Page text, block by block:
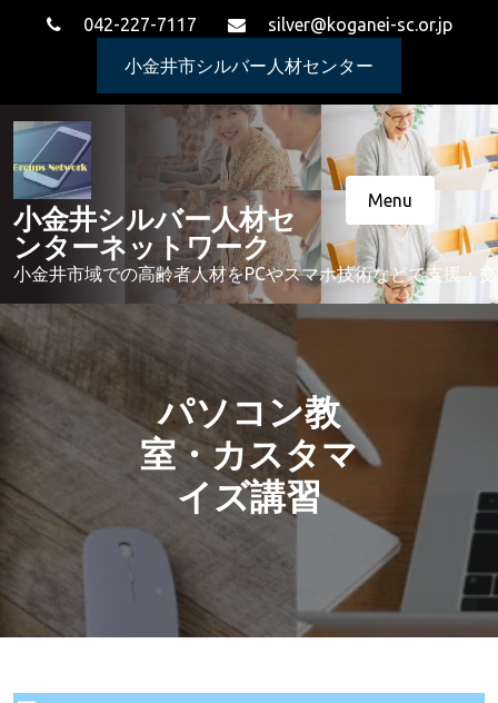
042-227-7117 silver@koganei-sc.or.jp
小金井市シルバー人材センター
小金井シルバー人材セ
ンターネットワーク
小金井市域での高齢者人材をPCやスマホ技術などで支援・
Menu
パソコン教
室・カスタマ
イズ講習